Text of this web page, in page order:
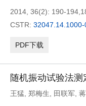
2014, 36(2): 190-
CSTR:
PDF下载
随机振动试验法
王猛 郑梅生 田联军